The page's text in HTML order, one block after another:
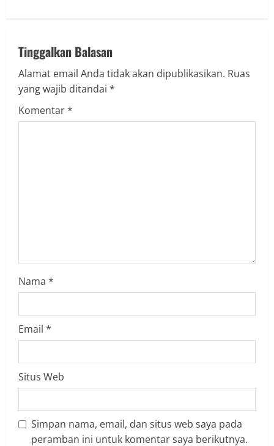
Tinggalkan Balasan
Alamat email Anda tidak akan dipublikasikan. Ruas
yang wajib ditandai *
Komentar*
Nama *
Email *
Situs Web
Simpan nama, email, dan situs web saya pada
peramban ini untuk komentar saya berikutnya.